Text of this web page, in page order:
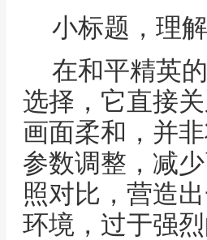
小标题，理
在和平精英
选择，它直接
画面柔和，并
参数调整，减
照对比，营造
环境，过于强